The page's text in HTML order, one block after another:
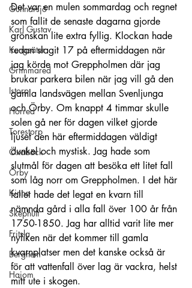
Gunnarsjö
Karl Gustav
Kungsäter
Grimmared
Istorp
Horred
Torestorp
Öxabäck
Örby
Kinna
Skephult
Fritsla
Berghem
Hajom
Det var en mulen sommardag och regnet
som fallit de senaste dagarna gjorde
grönskan lite extra fyllig. Klockan hade
redan slagit 17 på eftermiddagen när
jag körde mot Greppholmen där jag
brukar parkera bilen när jag vill gå den
gamla landsvägen mellan Svenljunga
och Örby. Om knappt 4 timmar skulle
solen gå ner för dagen vilket gjorde
ljuset den här eftermiddagen väldigt
dunkel och mystisk. Jag hade som
slutmål för dagen att besöka ett litet fall
som låg norr om Greppholmen. I det här
fallet hade det legat en kvarn till
nämnda gård i alla fall över 100 år från
1750-1850. Jag har alltid varit lite mer
nyfiken när det kommer till gamla
kvarnplatser men det kanske också är
för att vattenfall över lag är vackra, helst
mitt ute i skogen.